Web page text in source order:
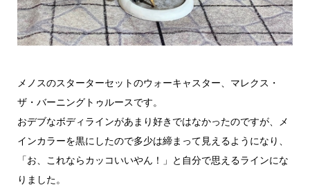
メノスのスターターセットのウォーキャスター、マレクス・
ザ・バーニングトゥルースです。
おデブなボディラインがあまり好きではなかったのですが、メ
インカラーを黒にしたので多少は締まって見えるようになり、
「お、これならカッコいいやん！」と自分で思えるラインにな
りました。